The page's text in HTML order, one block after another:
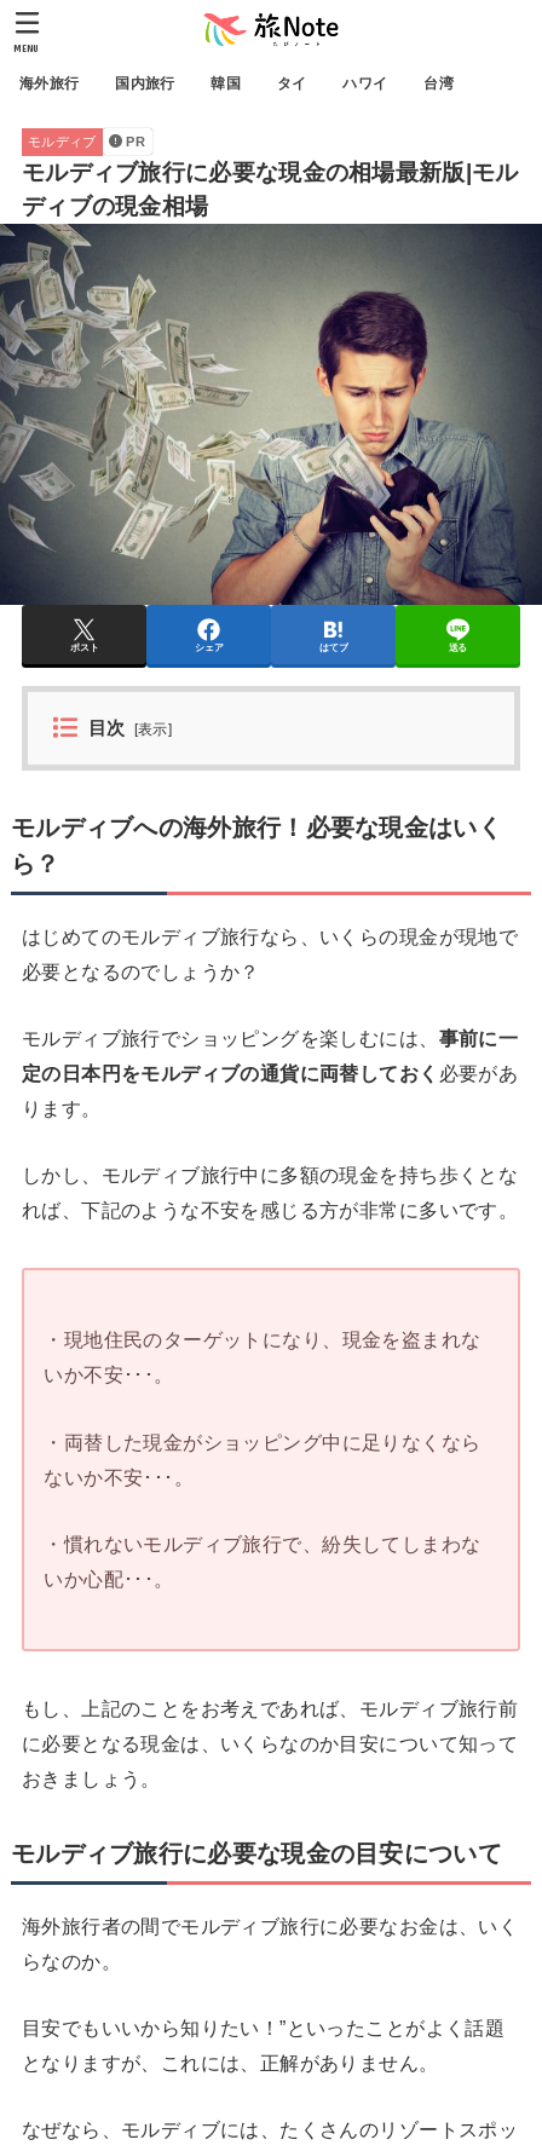
海外旅行 国内旅行 韓国 タイ ハワイ 台湾
MENU
モルディブ PR
モルディブ旅行に必要な現金の相場最新版|モル
ディブの現金相場
ポスト シェア はてブ 送る
目次 [表示]
モルディブへの海外旅行！必要な現金はいく
ら？
はじめてのモルディブ旅行なら、いくらの現金が現地で
必要となるのでしょうか？
モルディブ旅行でショッピングを楽しむには、 事前に一
定の日本円をモルディブの通貨に両替しておく 必要があ
ります。
しかし、モルディブ旅行中に多額の現金を持ち歩くとな
れば、下記のような不安を感じる方が非常に多いです。
・現地住民のターゲットになり、現金を盗まれな
いか不安･･･。
・両替した現金がショッピング中に足りなくなら
ないか不安･･･。
・慣れないモルディブ旅行で、紛失してしまわな
いか心配･･･。
もし、上記のことをお考えであれば、モルディブ旅行前
に必要となる現金は、いくらなのか目安について知って
おきましょう。
モルディブ旅行に必要な現金の目安について
海外旅行者の間でモルディブ旅行に必要なお金は、いく
らなのか。
目安でもいいから知りたい！”といったことがよく話題
となりますが、これには、正解がありません。
なぜなら、モルディブには、たくさんのリゾートスポッ